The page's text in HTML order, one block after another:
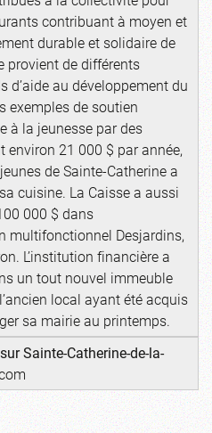
contribuant à moyen et
durable et solidaire de
provient de différents
d’aide au développement du
exemples de soutien
à la jeunesse par des
environ 21 000 $ par année,
de Sainte-Catherine a
cuisine. La Caisse a aussi
000 $ dans
multifonctionnel Desjardins,
L’institution financière a
un tout nouvel immeuble
local ayant été acquis
sa mairie au printemps.
Sainte-Catherine-de-la-